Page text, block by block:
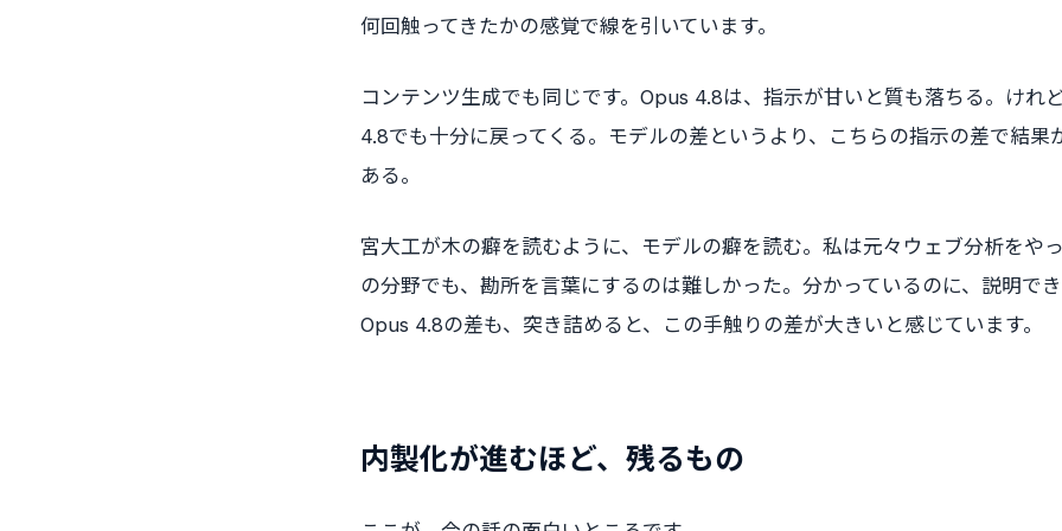
何回触ってきたかの感覚で線を引いています。
コンテンツ生成でも同じです。Opus 4.8は、指示が甘いと質も落ちる。けれ
4.8でも十分に戻ってくる。モデルの差というより、こちらの指示の差で結果
ある。
宮大工が木の癖を読むように、モデルの癖を読む。私は元々ウェブ分析をや
の分野でも、勘所を言葉にするのは難しかった。分かっているのに、説明で
Opus 4.8の差も、突き詰めると、この手触りの差が大きいと感じています。
内製化が進むほど、残るもの